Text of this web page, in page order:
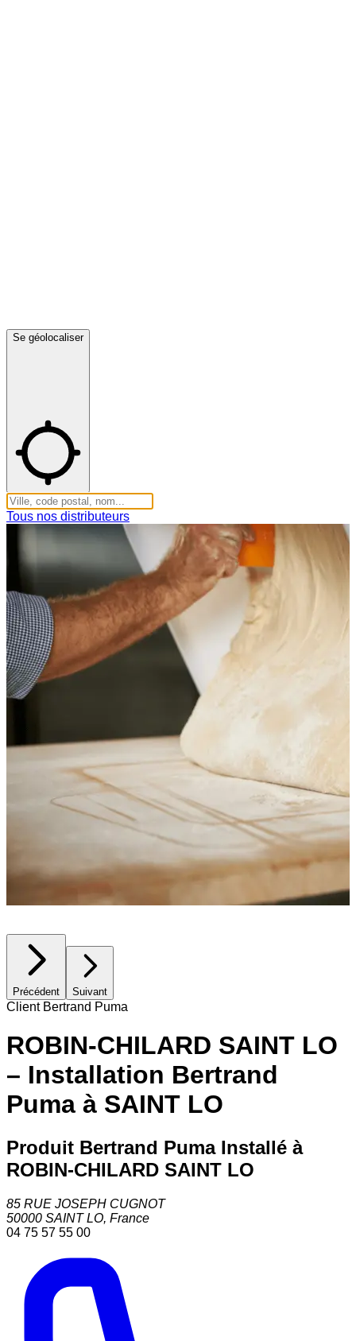
Se géolocaliser
Tous nos distributeurs
Précédent Suivant
Client Bertrand Puma
ROBIN-CHILARD SAINT LO
– Installation Bertrand
Puma à SAINT LO
Produit Bertrand Puma Installé à
ROBIN-CHILARD SAINT LO
85 RUE JOSEPH CUGNOT
50000 SAINT LO, France
04 75 57 55 00